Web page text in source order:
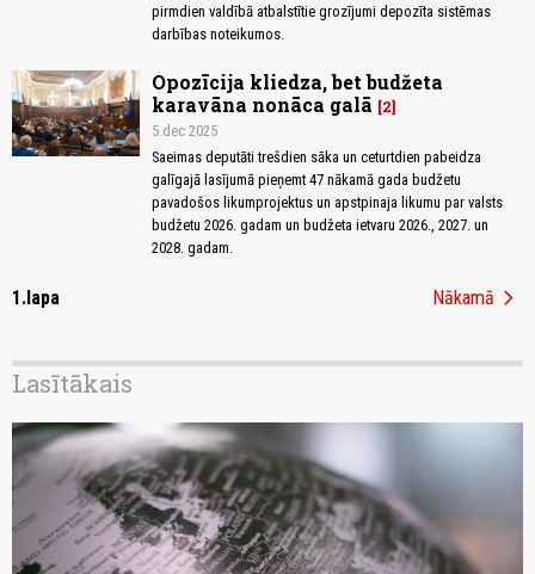
pirmdien valdībā atbalstītie grozījumi depozīta sistēmas
darbības noteikumos.
Opozīcija kliedza, bet budžeta
karavāna nonāca galā
2
5.dec 2025
Saeimas deputāti trešdien sāka un ceturtdien pabeidza
galīgajā lasījumā pieņemt 47 nākamā gada budžetu
pavadošos likumprojektus un apstpinaja likumu par valsts
budžetu 2026. gadam un budžeta ietvaru 2026., 2027. un
2028. gadam.
1.lapa Nākamā chevron_right
Lasītākais